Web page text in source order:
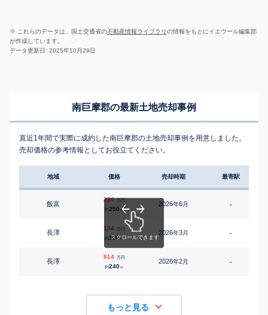
※ これらのデータは、国土交通省の不動産情報ライブラリの情報をもとにイエウール編集部
が作成しています。
データ更新日: 2025年10月29日
南巨摩郡の最新土地売却事例
直近1年間で実際に成約した南巨摩郡の土地売却事例を用意しました。
売却価格の参考情報としてお役立てください。
地域 価格 売却時期 最寄駅
飯富
220 万円
約250 ㎡
2026年6月 -
長澤
134 万円
約150㎡
2026年3月 -
長澤
814 万円
約240㎡
2026年2月 -
もっと見る